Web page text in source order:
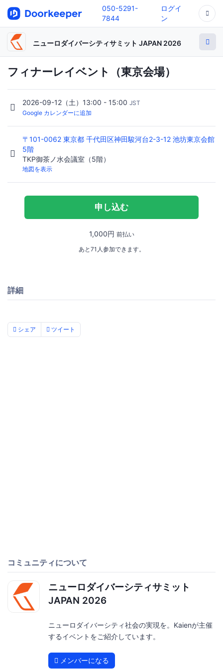
050-5291-
7844
ログイ
ン
ニューロダイバーシティサミット JAPAN 2026
フィナーレイベント（東京会場）
2026-09-12（土）13:00 - 15:00 JST
Google カレンダーに追加
〒101-0062 東京都 千代田区神田駿河台2-3-12 池坊東京会館
5階
TKP御茶ノ水会議室（5階）
地図を表示
申し込む
1,000円 前払い
あと71人参加できます。
詳細
シェア ツイート
コミュニティについて
ニューロダイバーシティサミット
JAPAN 2026
ニューロダイバーシティ社会の実現を。Kaienが主催
するイベントをご紹介しています。
メンバーになる